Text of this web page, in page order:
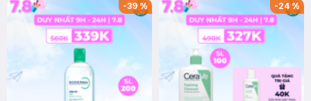
-39% -24%